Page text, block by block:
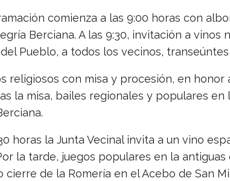
comienza a las 9:00 horas con
Berciana. A las 9:30, invitación a
Pueblo, a todos los vecinos,
religiosos con misa y procesión, en honor
la misa, bailes regionales y populares
horas la Junta Vecinal invita a un vino
la tarde, juegos populares en la
cierre de la Romería en el Acebo de San